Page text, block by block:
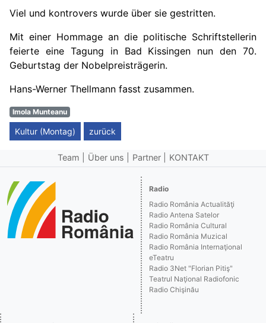
Viel und kontrovers wurde über sie gestritten.
Mit einer Hommage an die politische Schriftstellerin
feierte eine Tagung in Bad Kissingen nun den 70.
Geburtstag der Nobelpreisträgerin.
Hans-Werner Thellmann fasst zusammen.
Imola Munteanu
Kultur (Montag) zurück
Team Über uns Partner KONTAKT
Radio
Radio România Actualităţi
Radio Antena Satelor
Radio România Cultural
Radio România Muzical
Radio România Internaţional
eTeatru
Radio 3Net "Florian Pitiş"
Teatrul Naţional Radiofonic
Radio Chişinău